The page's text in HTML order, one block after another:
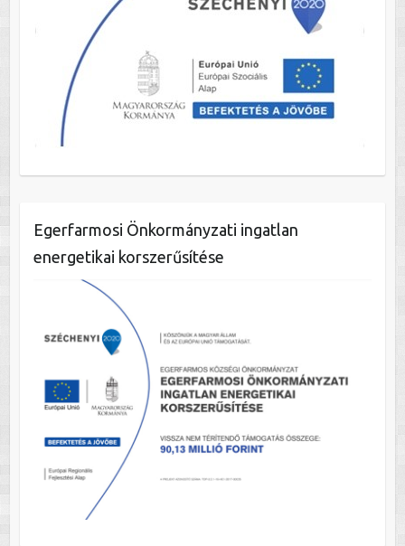
Egerfarmosi Önkormányzati ingatlan
energetikai korszerűsítése